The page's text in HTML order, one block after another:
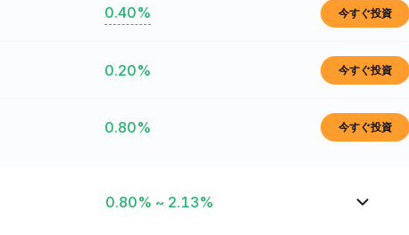
0.40% 今すぐ投資
0.20% 今すぐ投資
0.80% 今すぐ投資
0.80% ~ 2.13%